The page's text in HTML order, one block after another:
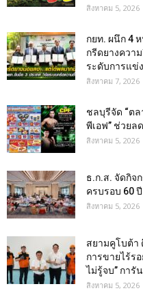
สิงหาคม 5, 2026
กยท. ผนึก 4
กรีดยางควา
ระดับการแข่
สิงหาคม 7, 2026
ชลบุรีจัด “ตล
พีเอฟ” ช่วย
สิงหาคม 5, 2026
ธ.ก.ส. จัดกิจ
ครบรอบ 60
สิงหาคม 5, 2026
สยามคูโบต้า
การขายไร้ร
ไม่รู้จบ” การั
สิงหาคม 5, 2026